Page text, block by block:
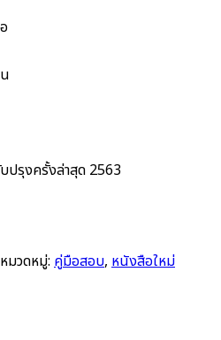
ปรุงครั้งล่าสุด 2563
หมวดหมู่: คู่มือสอบ, หนังสือใหม่